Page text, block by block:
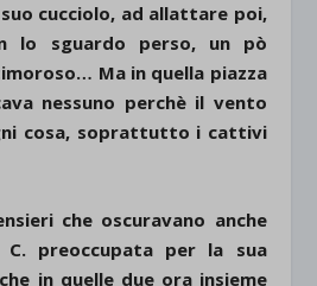
cucciolo, ad allattare poi,
lo sguardo perso, un pò
Ma in quella piazza
nessuno perchè il vento
cosa, soprattutto i cattivi
che oscuravano anche
preoccupata per la sua
in quelle due ora insieme